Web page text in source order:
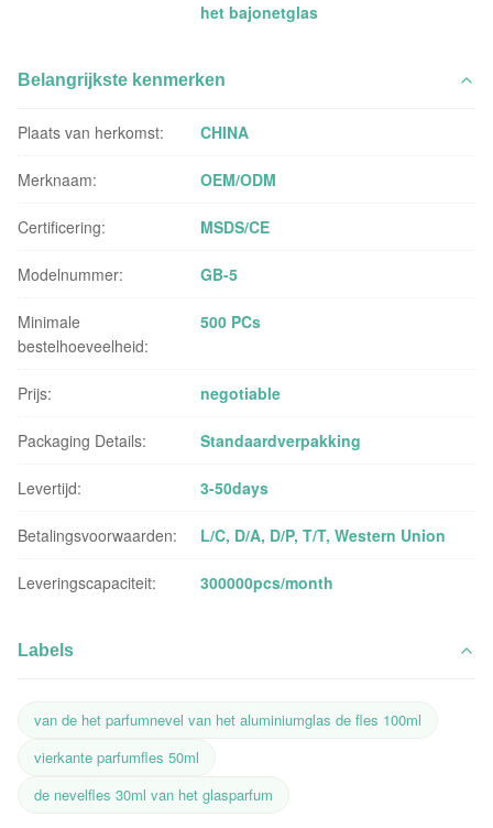
het bajonetglas
Belangrijkste kenmerken
Plaats van herkomst: CHINA
Merknaam: OEM/ODM
Certificering: MSDS/CE
Modelnummer: GB-5
Minimale
bestelhoeveelheid:
500 PCs
Prijs: negotiable
Packaging Details: Standaardverpakking
Levertijd: 3-50days
Betalingsvoorwaarden: L/C, D/A, D/P, T/T, Western Union
Leveringscapaciteit: 300000pcs/month
Labels
van de het parfumnevel van het aluminiumglas de fles 100ml
vierkante parfumfles 50ml
de nevelfles 30ml van het glasparfum